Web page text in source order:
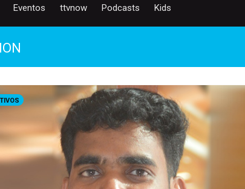
Eventos ttvnow Podcasts Kids